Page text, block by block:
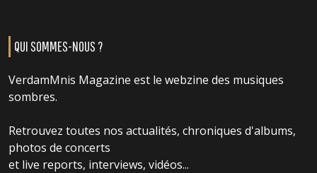
QUI SOMMES-NOUS ?
VerdamMnis Magazine est le webzine des musiques
sombres.
Retrouvez toutes nos actualités, chroniques d'albums,
photos de concerts
et live reports, interviews, vidéos...